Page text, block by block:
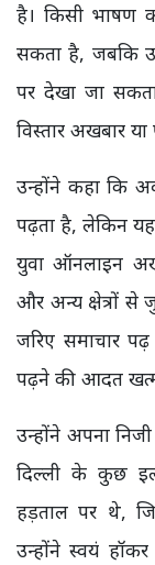
है। किसी भाषण
सकता है, जबकि
पर देखा जा
विस्तार अखबार
उन्होंने कहा कि
पढ़ता है, लेकिन
युवा ऑनलाइन
और अन्य क्षेत्रों
जरिए समाचार
पढ़ने की आदत
उन्होंने अपना
दिल्ली के कुछ
हड़ताल पर थे,
उन्होंने स्वयं